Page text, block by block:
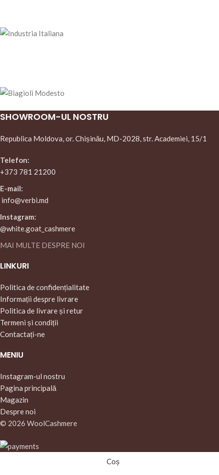
SHOWROOM-UL NOSTRU
Republica Moldova, or. Chișinău, MD-2028, str. Academiei, 15/1
Telefon:
+373 781 21200
E-mail:
info@verbi.md
Instagram:
@white.goat_cashmere
MAI MULTE DESPRE NOI
LINKURI
Politica de confidențialitate
Informații despre livrare
Politica de livrare și retur
Termeni și condiții
Contactați-ne
MENIU
Instagram-ul nostru
Pagina principală
Magazin
Despre noi
© 2026 WoolCashmere
Coș